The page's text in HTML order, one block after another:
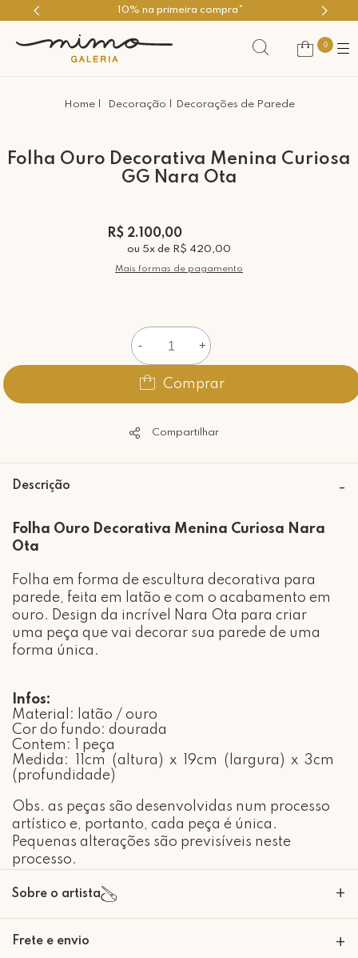
10% na primeira compra*
0
Decoração Decorações de Parede
Folha Ouro Decorativa Menina Curiosa
GG Nara Ota
R$ 2.100,00
ou 5x de R$ 420,00
Mais formas de pagamento
- +
Comprar
Compartilhar
Descrição
Folha Ouro Decorativa Menina Curiosa Nara
Ota
Folha em forma de escultura decorativa para
parede, feita em latão e com o acabamento em
ouro. Design da incrível Nara Ota para criar
uma peça que vai decorar sua parede de uma
forma única.
Infos:
Material: latão / ouro
Cor do fundo: dourada
Contem: 1 peça
Medida: 11cm (altura) x 19cm (largura) x 3cm
(profundidade)
Obs. as peças são desenvolvidas num processo
artístico e, portanto, cada peça é única.
Pequenas alterações são previsíveis neste
processo.
Sobre o artista +
Nascida em São Paulo em 1985.
Frete e envio +